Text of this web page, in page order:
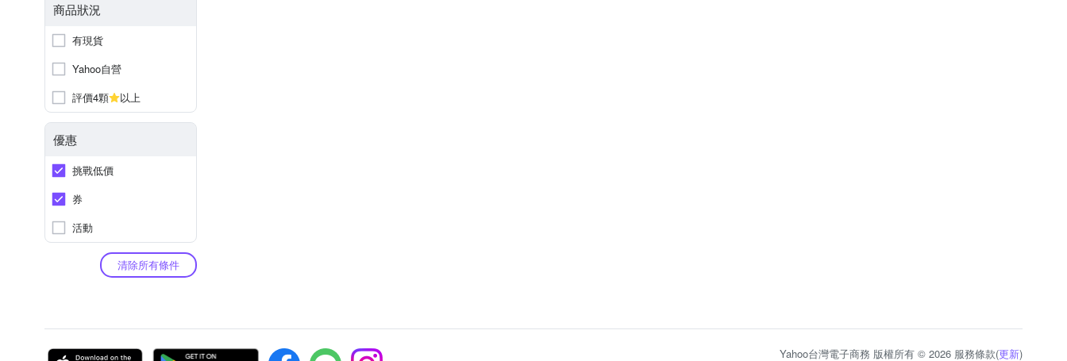
商品狀況
有現貨
Yahoo自營
評價4顆
以上
優惠
挑戰低價
券
活動
清除所有條件
Yahoo台灣電子商務 版權所有 © 2026 服務條款(更新)